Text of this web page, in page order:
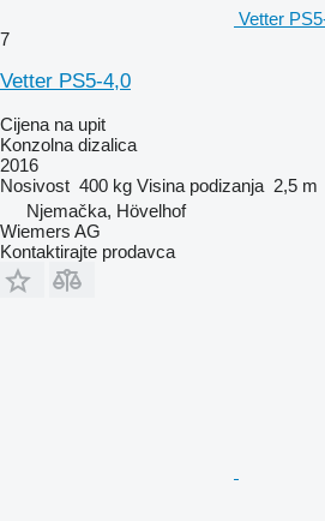
Vetter
7
Vetter PS5-4,0
Cijena na upit
Konzolna dizalica
2016
Nosivost 400 kg Visina podizanja 2,5 m
Njemačka, Hövelhof
Wiemers AG
Kontaktirajte prodavca